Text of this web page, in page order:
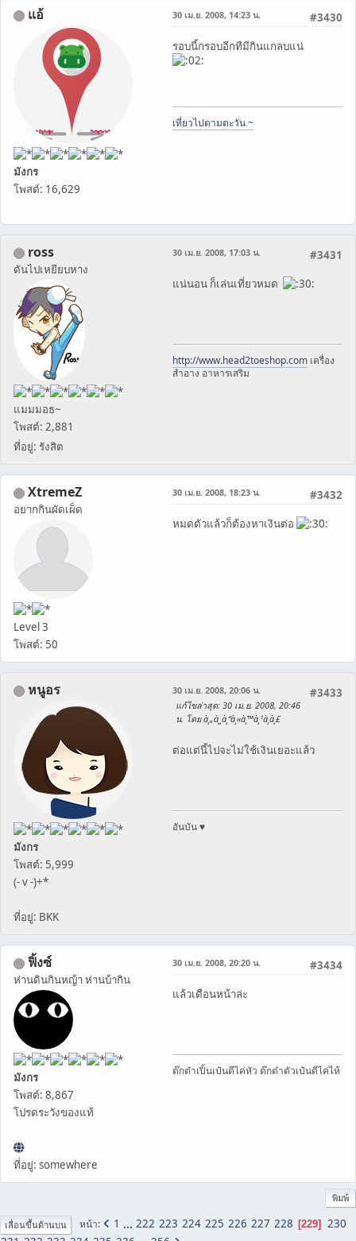
แอ้
มังกร
โพสต์: 16,629
#3430
30 เม.ย. 2008, 14:23 น.
รอบนี้กรอบอีกทีมีกินแกลบแน่
เที่ยวไปตามตะวัน ~
ross
ดันไปเหยียบหาง
แมมมอธ~
โพสต์: 2,881
ที่อยู่: รังสิต
#3431
30 เม.ย. 2008, 17:03 น.
แน่นอน ก็เล่นเที่ยวหมด
http://www.head2toeshop.com เครื่อง
สำอาง อาหารเสริม
XtremeZ
อยากกินผัดเผ็ด
Level 3
โพสต์: 50
#3432
30 เม.ย. 2008, 18:23 น.
หมดตัวแล้วก็ต้องหาเงินต่อ
หนูอร
มังกร
โพสต์: 5,999
(- v -)+*
ที่อยู่: BKK
#3433
30 เม.ย. 2008, 20:06 น.
แก้ไขล่าสุด: 30 เม.ย. 2008, 20:46
น. โดย à¸„à¸¸à¸“à¸«à¸™à¸¹à¸­à¸£
ต่อแต่นี้ไปจะไม่ใช้เงินเยอะแล้ว
อันบัน ♥
ฟิ้งซ์
ห่านดินกินหญ้า ห่านบ้ากิน
มังกร
โพสต์: 8,867
โปรดระวังของแท้
ที่อยู่: somewhere
#3434
30 เม.ย. 2008, 20:20 น.
แล้วเดือนหน้าล่ะ
ต๊กต๋าเปิ้นเป๋นดีไค่หัว ต๊กต๋าตัวเป๋นดีไค่ไห้
พิมพ์
เลื่อนขึ้นด้านบน หน้า 1 ... 222 223 224 225 226 227 228 229
230